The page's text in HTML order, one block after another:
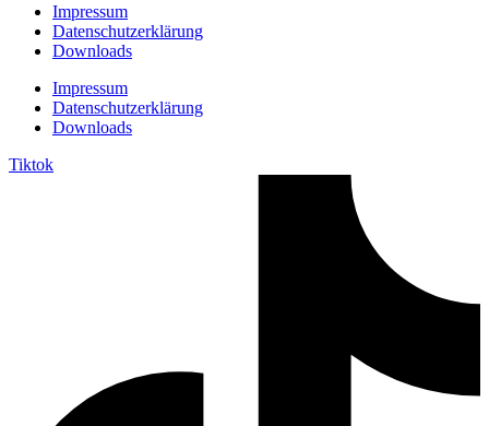
Impressum
Datenschutzerklärung
Downloads
Impressum
Datenschutzerklärung
Downloads
Tiktok